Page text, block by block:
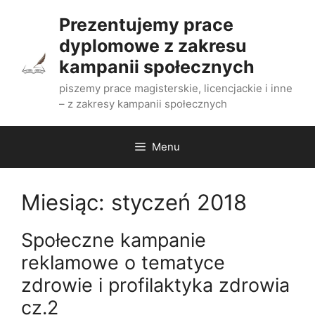
Prezentujemy prace
dyplomowe z zakresu
kampanii społecznych
piszemy prace magisterskie, licencjackie i inne
– z zakresy kampanii społecznych
Menu
Miesiąc: styczeń 2018
Społeczne kampanie
reklamowe o tematyce
zdrowie i profilaktyka zdrowia
cz.2